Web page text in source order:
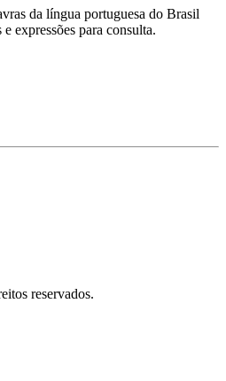
da língua portuguesa do Brasil
expressões para consulta.
reservados.